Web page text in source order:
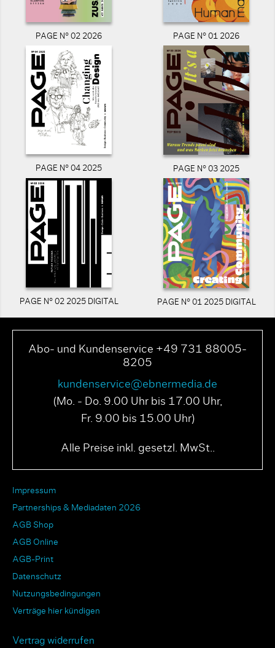
PAGE N° 02 2026 PAGE N° 01 2026
PAGE N° 04 2025 PAGE N° 03 2025
PAGE N° 02 2025 DIGITAL PAGE N° 01 2025 DIGITAL
Abo- und Kundenservice +49 731 88005-
8205
kundenservice@ebnermedia.de
(Mo. - Do. 9.00 Uhr bis 17.00 Uhr,
Fr. 9.00 bis 15.00 Uhr)
Alle Preise inkl. gesetzl. MwSt..
Impressum
Partnerships & Mediadaten 2026
AGB Shop
AGB Online
AGB-Print
Datenschutz
Nutzungsbedingungen
Verträge hier kündigen
Vertrag widerrufen